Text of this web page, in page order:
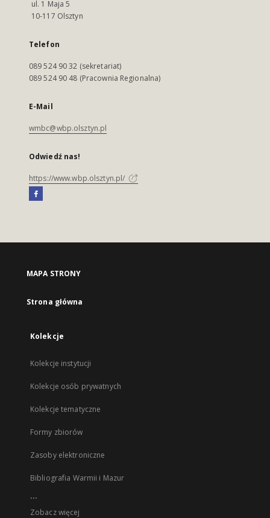
ul. 1 Maja 5
10-117 Olsztyn
Telefon
089 524 90 32 (sekretariat)
089 524 90 48 (Pracownia Regionalna)
E-Mail
wmbc@wbp.olsztyn.pl
Odwiedź nas!
https://www.wbp.olsztyn.pl/
MAPA STRONY
Strona główna
Kolekcje
Kolekcje instytucji
Kolekcje osób prywatnych
Kolekcje tematyczne
Formy zbiorów
Zasoby elektroniczne
Bibliografia Warmii i Mazur
...
Zobacz więcej